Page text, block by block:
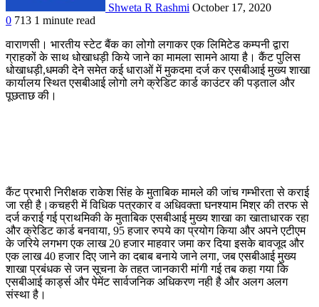
Shweta R Rashmi October 17, 2020
0 713 1 minute read
वाराणसी। भारतीय स्टेट बैंक का लोगो लगाकर एक लिमिटेड कम्पनी द्वारा
ग्राहकों के साथ धोखाधड़ी किये जाने का मामला सामने आया है। कैंट पुलिस
धोखाधड़ी,धमकी देने समेत कई धाराओं में मुकदमा दर्ज कर एसबीआई मुख्य शाखा
कार्यालय स्थित एसबीआई लोगो लगे क्रेडिट कार्ड काउंटर की पड़ताल और
पूछताछ की।
कैंट प्रभारी निरीक्षक राकेश सिंह के मुताबिक मामले की जांच गम्भीरता से कराई
जा रही है।कचहरी में विधिक पत्रकार व अधिवक्ता घनश्याम मिश्र की तरफ से
दर्ज कराई गई प्राथमिकी के मुताबिक एसबीआई मुख्य शाखा का खाताधारक रहा
और क्रेडिट कार्ड बनवाया, 95 हजार रुपये का प्रयोग किया और अपने एटीएम
के जरिये लगभग एक लाख 20 हजार माहवार जमा कर दिया इसके बावजूद और
एक लाख 40 हजार दिए जाने का दबाब बनाये जाने लगा, जब एसबीआई मुख्य
शाखा प्रबंधक से जन सूचना के तहत जानकारी मांगी गई तब कहा गया कि
एसबीआई कार्ड्स और पेमेंट सार्वजनिक अधिकरण नही है और अलग अलग
संस्था है।